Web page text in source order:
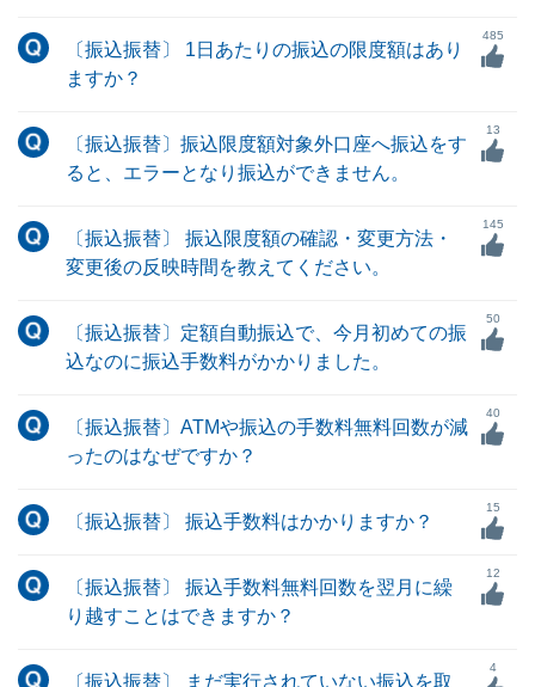
〔振込振替〕 1日あたりの振込の限度額はあり
ますか？
485
〔振込振替〕振込限度額対象外口座へ振込をす
ると、エラーとなり振込ができません。
13
〔振込振替〕 振込限度額の確認・変更方法・
変更後の反映時間を教えてください。
145
〔振込振替〕定額自動振込で、今月初めての振
込なのに振込手数料がかかりました。
50
〔振込振替〕ATMや振込の手数料無料回数が減
ったのはなぜですか？
40
〔振込振替〕 振込手数料はかかりますか？
15
〔振込振替〕 振込手数料無料回数を翌月に繰
り越すことはできますか？
12
〔振込振替〕 まだ実行されていない振込を取
4